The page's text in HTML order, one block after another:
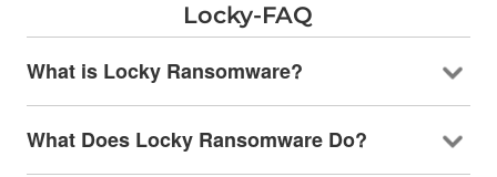
Locky-FAQ
What is Locky Ransomware?
What Does Locky Ransomware Do?